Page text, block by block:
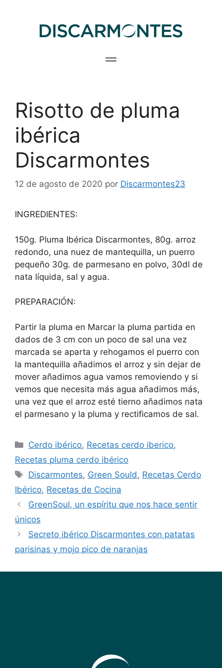
Risotto de pluma
ibérica
Discarmontes
12 de agosto de 2020 por Discarmontes23
INGREDIENTES:
150g. Pluma Ibérica Discarmontes, 80g. arroz
redondo, una nuez de mantequilla, un puerro
pequeño 30g. de parmesano en polvo, 30dl de
nata líquida, sal y agua.
PREPARACIÓN:
Partir la pluma en Marcar la pluma partida en
dados de 3 cm con un poco de sal una vez
marcada se aparta y rehogamos el puerro con
la mantequilla añadimos el arroz y sin dejar de
mover añadimos agua vamos removiendo y si
vemos que necesita más agua añadimos más,
una vez que el arroz esté tierno añadimos nata
el parmesano y la pluma y rectificamos de sal.
Cerdo ibérico, Recetas cerdo iberico,
Recetas pluma cerdo ibérico
Discarmontes, Green Sould , Recetas Cerdo
Ibérico, Recetas de Cocina
GreenSoul, un espíritu que nos hace sentir
únicos
Secreto ibérico Discarmontes con patatas
parisinas y mojo pico de naranjas